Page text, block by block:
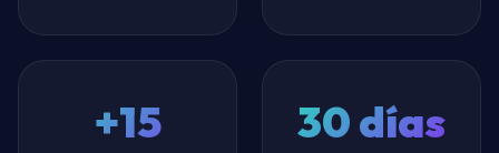
+15 30 días